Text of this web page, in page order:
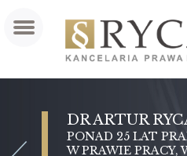
DR ARTUR
PONAD 25 LAT
W PRAWIE PRACY,
DR
PONAD 20 LAT